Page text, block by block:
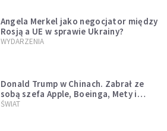
Angela Merkel jako negocjator między
Rosją a UE w sprawie Ukrainy?
WYDARZENIA
Donald Trump w Chinach. Zabrał ze
sobą szefa Apple, Boeinga, Mety i
Muska
ŚWIAT